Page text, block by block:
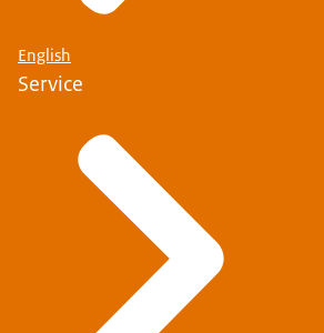
English
Service